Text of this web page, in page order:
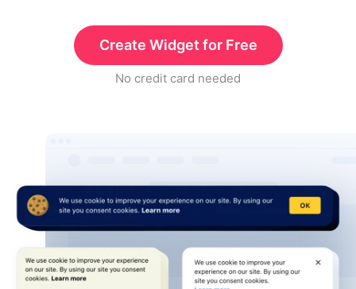
Create Widget for Free
No credit card needed